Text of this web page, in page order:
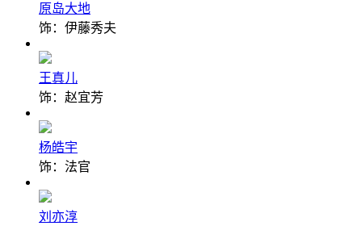
原岛大地
饰：伊藤秀夫
王真儿
饰：赵宜芳
杨皓宇
饰：法官
刘亦淳